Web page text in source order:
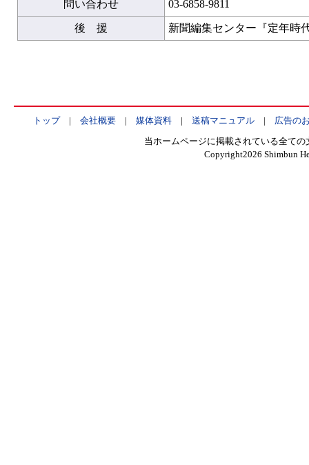
問い合わせ 03-6858-9811
後 援 新聞編集センター『定年時
トップ| 会社概要| 媒体資料| 送稿マニュアル| 広告の
当ホームページに掲載されている全て
Copyright2026 Shimbun